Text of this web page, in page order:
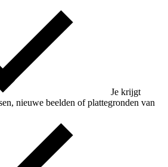
Je krijgt
nieuwe beelden of plattegronden van